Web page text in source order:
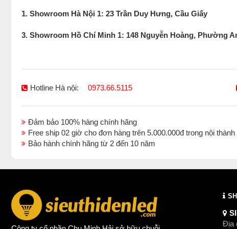
1. Showroom Hà Nội 1: 23 Trần Duy Hưng, Cầu Giấy
3. Showroom Hồ Chí Minh 1: 148 Nguyễn Hoàng, Phường
Hotline Hà nội: 0973.66.5115
Đảm bảo 100% hàng chính hãng
Free ship 02 giờ cho đơn hàng trên 5.000.000đ trong nội
Bảo hành chính hãng từ 2 đến 10 năm
Địa